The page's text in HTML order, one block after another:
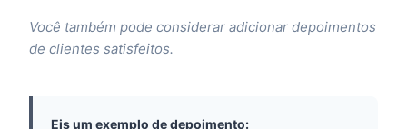
Você também pode considerar adicionar depoimentos
de clientes satisfeitos.
Eis um exemplo de depoimento: